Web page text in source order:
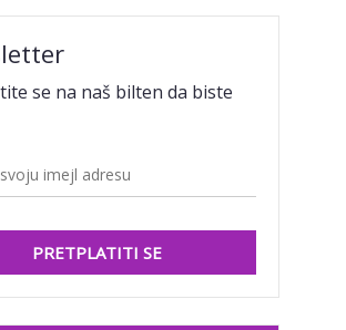
se na naš bilten da biste
PRETPLATITI SE